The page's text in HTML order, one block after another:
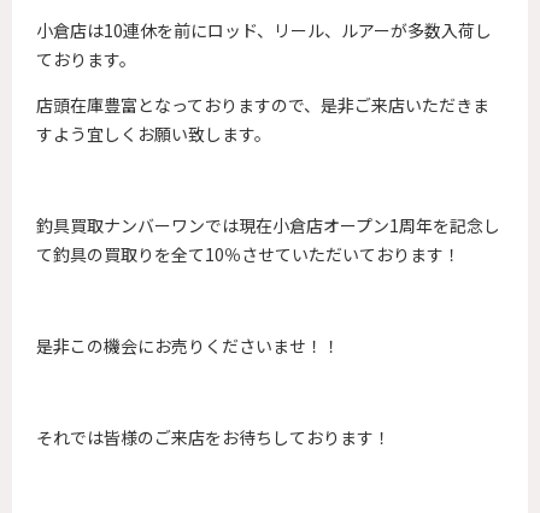
小倉店は10連休を前にロッド、リール、ルアーが多数入荷し
ております。
店頭在庫豊富となっておりますので、是非ご来店いただきま
すよう宜しくお願い致します。
釣具買取ナンバーワンでは現在小倉店オープン1周年を記念し
て釣具の買取りを全て10％させていただいております！
是非この機会にお売りくださいませ！！
それでは皆様のご来店をお待ちしております！